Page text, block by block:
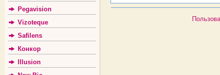
Pegavision
Vizoteque
Safilens
Конкор
Illusion